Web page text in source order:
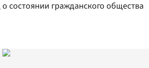
состоянии гражданского общества